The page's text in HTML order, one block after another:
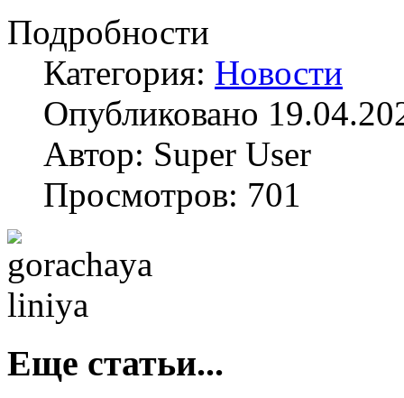
Подробности
Категория: Новости
Опубликовано
Автор: Super User
Просмотров: 701
Еще статьи...